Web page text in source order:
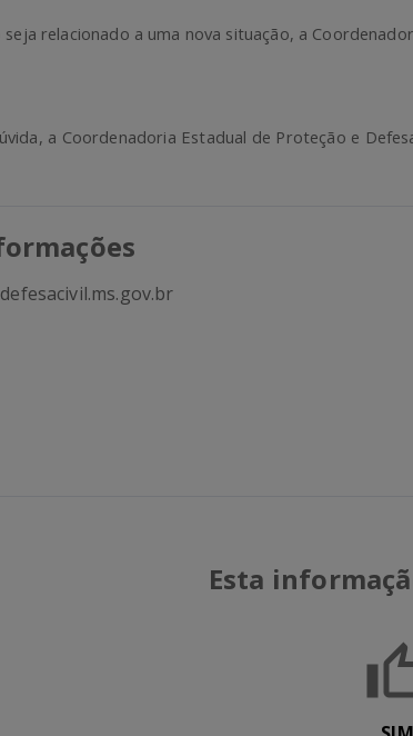
seja relacionado a uma nova situação, a
a Coordenadoria Estadual de Proteção e
Esta